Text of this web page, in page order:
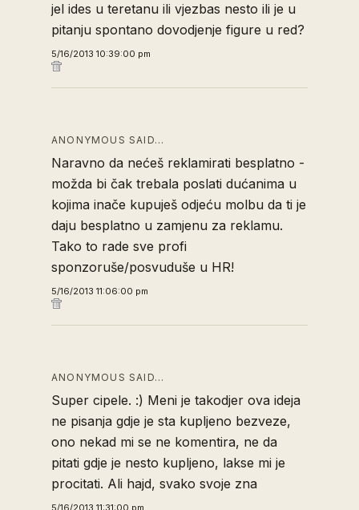
jel ides u teretanu ili vjezbas nesto ili je u
pitanju spontano dovodjenje figure u red?
5/16/2013 10:39:00 pm
ANONYMOUS SAID…
Naravno da nećeš reklamirati besplatno -
možda bi čak trebala poslati dućanima u
kojima inače kupuješ odjeću molbu da ti je
daju besplatno u zamjenu za reklamu.
Tako to rade sve profi
sponzoruše/posvuduše u HR!
5/16/2013 11:06:00 pm
ANONYMOUS SAID…
Super cipele. :) Meni je takodjer ova ideja
ne pisanja gdje je sta kupljeno bezveze,
ono nekad mi se ne komentira, ne da
pitati gdje je nesto kupljeno, lakse mi je
procitati. Ali hajd, svako svoje zna